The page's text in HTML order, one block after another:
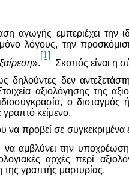
αγωγής εμπεριέχει την
μόνο λόγους, την
».
[1]
Σκοπός είναι η
δηλούντες δεν
αξιολόγησης της
ο
γραπτό κείμενο.
να προβεί σε
αμβλύνει την
αρχές περί
γραπτής μαρτυρίας.